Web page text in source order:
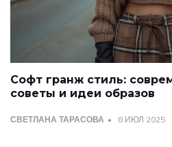
Софт гранж стиль:
советы и идеи образов
СВЕТЛАНА ТАРАСОВА 8 ИЮЛ 2025